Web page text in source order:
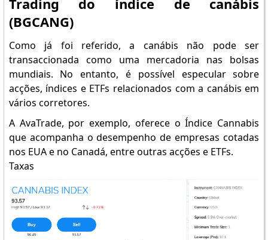
Trading do índice de canábis
(BGCANG)
Como já foi referido, a canábis não pode ser
transaccionada como uma mercadoria nas bolsas
mundiais. No entanto, é possível especular sobre
acções, índices e ETFs relacionados com a canábis em
vários corretores.
A AvaTrade, por exemplo, oferece o Índice Cannabis
que acompanha o desempenho de empresas cotadas
nos EUA e no Canadá, entre outras acções e ETFs.
Taxas